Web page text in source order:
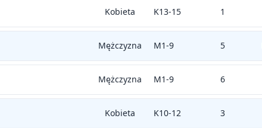
Kobieta K13-15 1
Mężczyzna M1-9 5
Mężczyzna M1-9 6
Kobieta K10-12 3